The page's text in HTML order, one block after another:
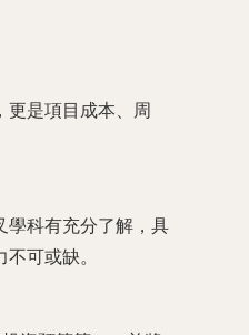
更是項目成本、周
學科有充分了解，具
可或缺。